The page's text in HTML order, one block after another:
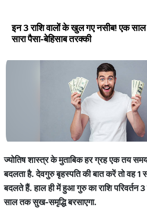
इन 3 राशि वालों के खुल गए नसीब! एक
सारा पैसा-बेहिसाब तरक्‍की
ज्‍योतिष शास्‍त्र के मुताबिक हर ग्रह एक तय
बदलता है. देवगुरु बृहस्‍पति की बात करें तो वह 1
बदलते हैं. हाल ही में हुआ गुरु का राशि परिवर्तन 3
साल तक सुख-समृद्धि बरसाएगा.